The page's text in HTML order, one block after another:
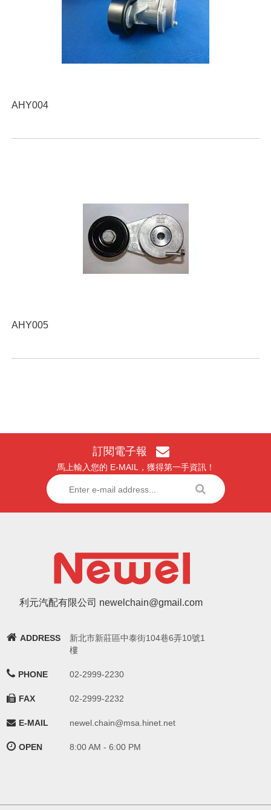
AHY004
AHY005
訂閱電子報
馬上輸入您的 E-MAIL，獲得第一手資訊！
利元汽配有限公司 newelchain@gmail.com
ADDRESS
新北市新莊區中泰街104巷6弄10號1
樓
PHONE 02-2999-2230
FAX 02-2999-2232
E-MAIL newel.chain@msa.hinet.net
OPEN 8:00 AM - 6:00 PM